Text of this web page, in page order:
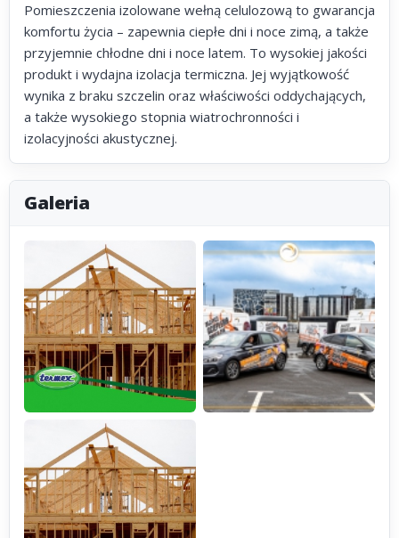
Pomieszczenia izolowane wełną celulozową to gwarancja
komfortu życia – zapewnia ciepłe dni i noce zimą, a także
przyjemnie chłodne dni i noce latem. To wysokiej jakości
produkt i wydajna izolacja termiczna. Jej wyjątkowość
wynika z braku szczelin oraz właściwości oddychających,
a także wysokiego stopnia wiatrochronności i
izolacyjności akustycznej.
Galeria